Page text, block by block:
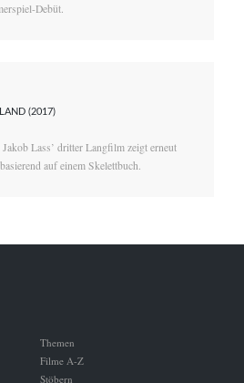
Debüt.
(2017)
Lass’ dritter Langfilm zeigt erneut
auf einem Skelettbuch.
Themen
Filme A-Z
Stöbern